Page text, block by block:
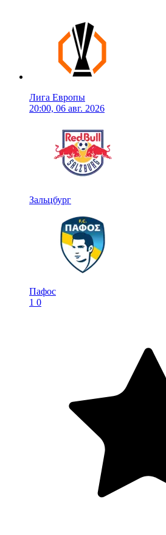
Лига Европы
20:00, 06 авг. 2026
Зальцбург
Пафос
1 0